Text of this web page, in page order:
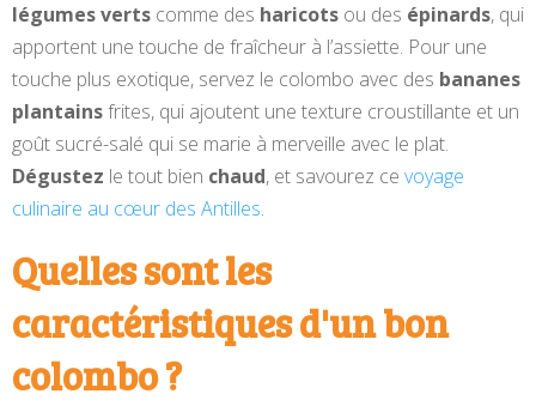
légumes verts comme des haricots ou des épinards, qui
apportent une touche de fraîcheur à l’assiette. Pour une
touche plus exotique, servez le colombo avec des bananes
plantainsfrites, qui ajoutent une texture croustillante et un
goût sucré-salé qui se marie à merveille avec le plat.
Dégustez le tout bien chaud, et savourez ce voyage
culinaire au cœur des Antilles.
Quelles sont les
caractéristiques d'un bon
colombo ?